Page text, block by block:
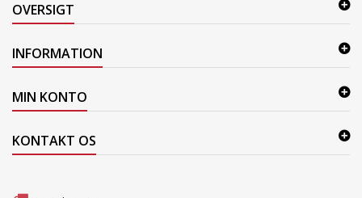
OVERSIGT
INFORMATION
MIN KONTO
KONTAKT OS